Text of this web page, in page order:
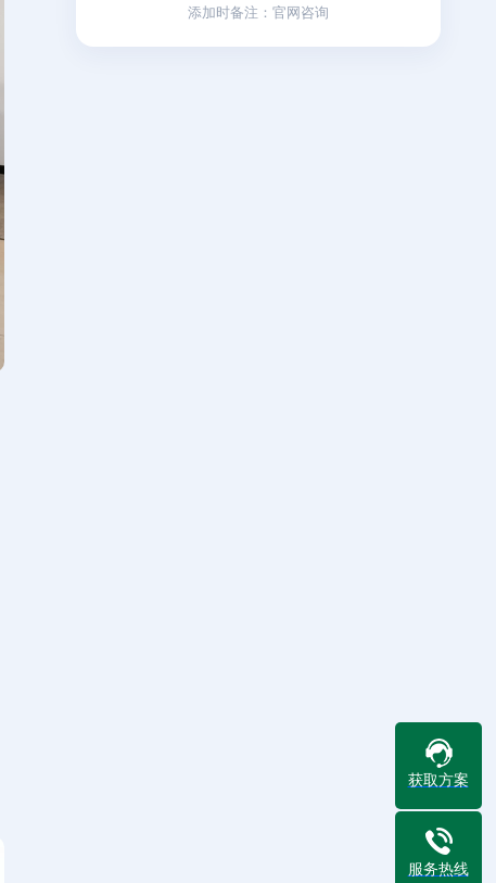
添加时备注：官网咨询
获取方案
服务热线